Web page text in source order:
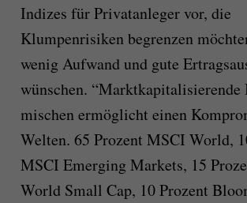
Indizes für Privatanleger vor, die
Klumpenrisiken begrenzen
wenig Aufwand und gute
wünschen. “Marktkapitalisierende
mischen ermöglicht einen
Welten. 65 Prozent MSCI World,
MSCI Emerging Markets, 15
World Small Cap, 10 Prozent